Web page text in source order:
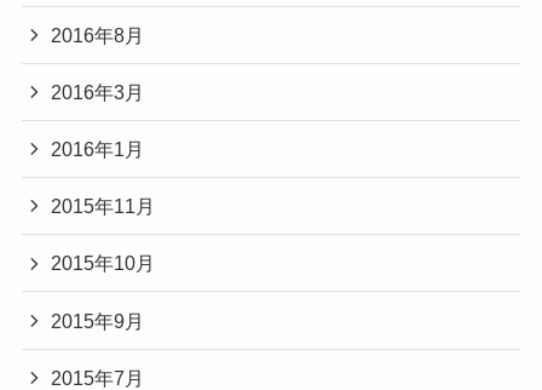
2016年8月
2016年3月
2016年1月
2015年11月
2015年10月
2015年9月
2015年7月